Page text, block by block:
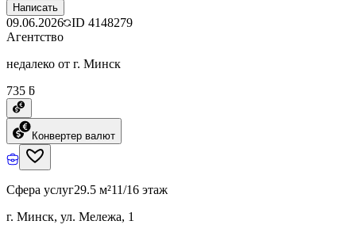
Написать
09.06.2026 ID 4148279
Агентство
недалеко от г. Минск
735 ƃ
Конвертер валют
Сфера услуг29.5 м²11/16 этаж
г. Минск, ул. Мележа, 1